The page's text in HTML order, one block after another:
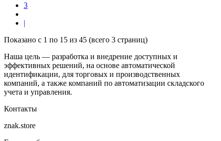
3
|
Показано с 1 по 15 из 45 (всего 3 страниц)
Наша цель — разработка и внедрение доступных и
эффективных решений, на основе автоматической
идентификации, для торговых и производственных
компаний, а также компаний по автоматизации складского
учета и управления.
Контакты
znak.store